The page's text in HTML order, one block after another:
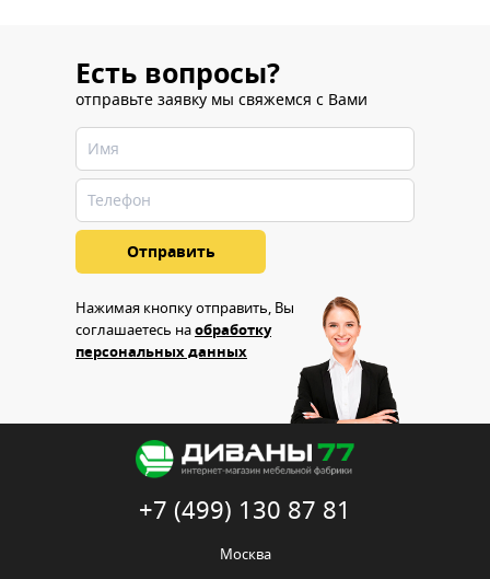
Есть вопросы?
отправьте заявку мы свяжемся с Вами
Нажимая кнопку отправить, Вы
соглашаетесь наобработку
персональных данных
+7 (499) 130 87 81
Москва